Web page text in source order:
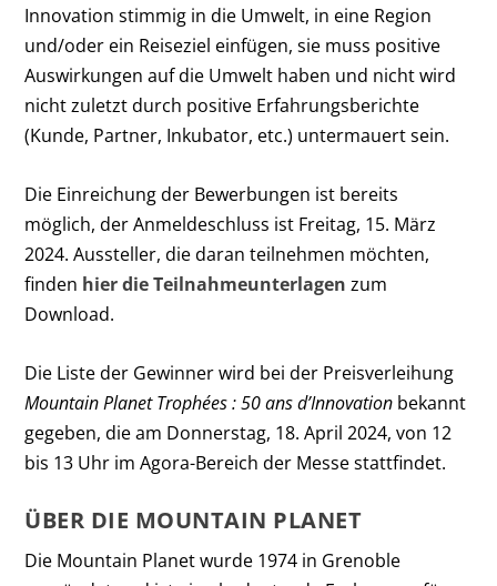
Innovation stimmig in die Umwelt, in eine Region
und/oder ein Reiseziel einfügen, sie muss positive
Auswirkungen auf die Umwelt haben und nicht wird
nicht zuletzt durch positive Erfahrungsberichte
(Kunde, Partner, Inkubator, etc.) untermauert sein.
Die Einreichung der Bewerbungen ist bereits
möglich, der Anmeldeschluss ist Freitag, 15. März
2024. Aussteller, die daran teilnehmen möchten,
finden hier die Teilnahmeunterlagen zum
Download.
Die Liste der Gewinner wird bei der Preisverleihung
Mountain Planet Trophées : 50 ans d’Innovation bekannt
gegeben, die am Donnerstag, 18. April 2024, von 12
bis 13 Uhr im Agora-Bereich der Messe stattfindet.
ÜBER DIE MOUNTAIN PLANET
Die Mountain Planet wurde 1974 in Grenoble